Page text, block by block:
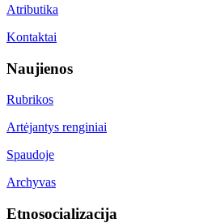
Atributika
Kontaktai
Naujienos
Rubrikos
Artėjantys renginiai
Spaudoje
Archyvas
Etnosocializacija